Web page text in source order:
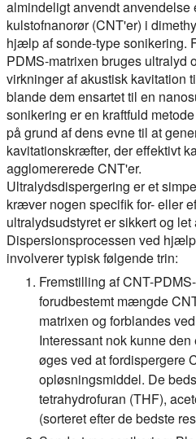
almindeligt anvendt anvendelse
kulstofnanorør (CNT'er) i
hjælp af sonde-type sonikering.
PDMS-matrixen bruges ultralyd
virkninger af akustisk kavitation
blande dem ensartet til en
sonikering er en kraftfuld
på grund af dens evne til at
kavitationskræfter, der effektivt
agglomererede CNT'er.
Ultralydsdispergering er et
kræver nogen specifik for- eller
ultralydsudstyret er sikkert og let
Dispersionsprocessen ved
involverer typisk følgende trin:
Fremstilling af CNT-
forudbestemt mængde
matrixen og forblandes
Interessant nok kunne
øges ved at fordispergere
opløsningsmiddel. De
tetrahydrofuran (THF),
(sorteret efter de bedste